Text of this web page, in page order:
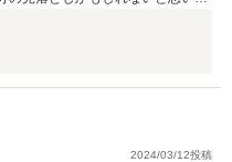
止まる時に変な振動が来たり一定
じで急ブレーキ気味になったり
ブレーキに異常は無いと言われ
が出てるあとフロントドアのスピ
外すと中は人の毛や水で濡れた
のかと思う位の車の異常。この販
2024/03/12投稿